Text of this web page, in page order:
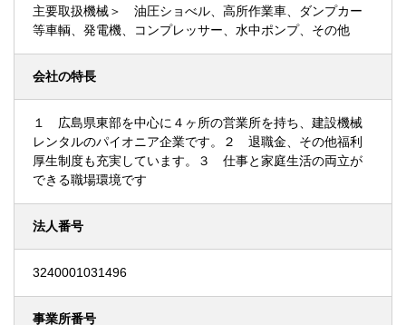
主要取扱機械＞ 油圧ショべル、高所作業車、ダンプカー
等車輌、発電機、コンプレッサー、水中ポンプ、その他
会社の特長
１ 広島県東部を中心に４ヶ所の営業所を持ち、建設機械
レンタルのパイオニア企業です。２ 退職金、その他福利
厚生制度も充実しています。３ 仕事と家庭生活の両立が
できる職場環境です
法人番号
3240001031496
事業所番号